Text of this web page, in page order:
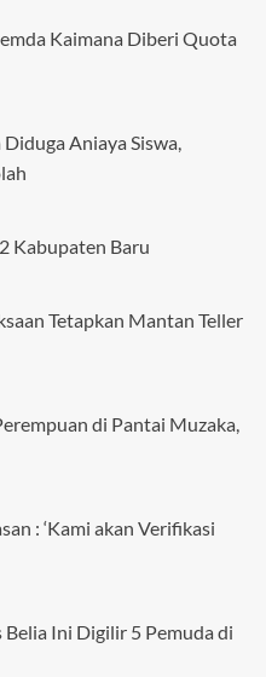
Kaimana Diberi Quota
Aniaya Siswa,
Kabupaten Baru
Tetapkan Mantan Teller
di Pantai Muzaka,
: ‘Kami akan Verifikasi
Ini Digilir 5 Pemuda di